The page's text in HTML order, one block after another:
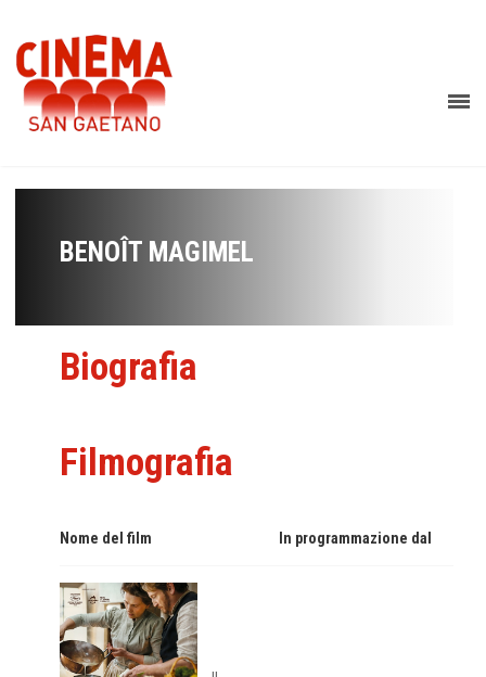
BENOÎT MAGIMEL
Biografia
Filmografia
Nome del film In programmazione dal